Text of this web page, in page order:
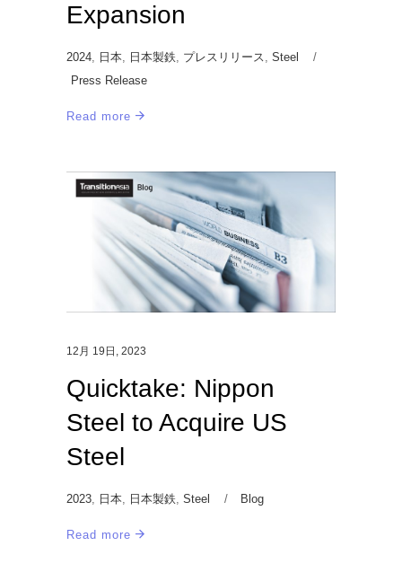
Expansion
2024, 日本, 日本製鉄, プレスリリース, Steel
Press Release
Read more
12月 19日, 2023
Quicktake: Nippon
Steel to Acquire US
Steel
2023 日本 日本製鉄 Steel Blog
Read more